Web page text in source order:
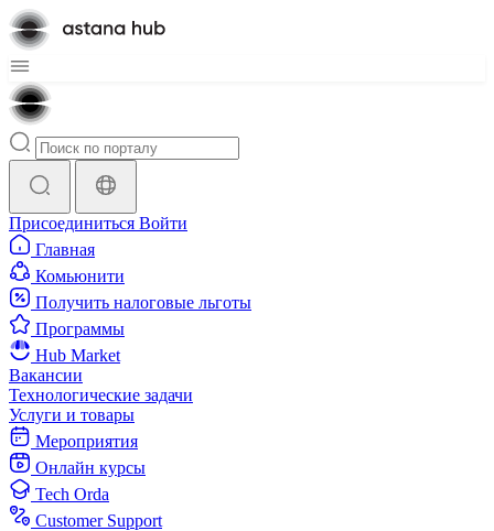
Присоединиться Войти
Главная
Комьюнити
Получить налоговые льготы
Программы
Hub Market
Вакансии
Технологические задачи
Услуги и товары
Мероприятия
Онлайн курсы
Tech Orda
Customer Support